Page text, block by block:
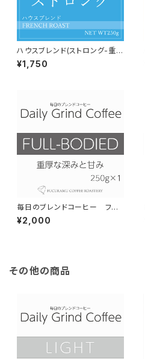
ハウスブレンド(ストロング-重厚
甘-）【フレンチロースト】150g
¥1,750
毎日のブレンドコーヒー フル
ボディ Daily Grind Coffee 3
00g×1個
¥2,000
その他の商品